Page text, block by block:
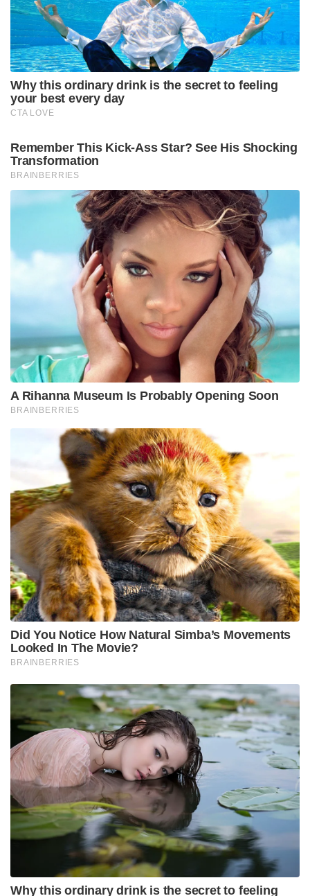
വെളിപ്പെടുന്നതും എല്ലാ വിഷയങ്ങളും
പരിശോധിക്കുന്നതുമാകണം അന്വേഷണം.
ഇത്തരമൊന്ന് ആവർത്തിക്കാത്ത വിധം ഈ
കുറ്റകൃത്യത്തിന്റെ എല്ലാ കണ്ണികളെയും
പുറത്തുകൊണ്ടുവരണം.
അന്വേഷണ ഏജൻസികൾക്ക് ആവശ്യമായ എല്ലാ
നൽകുമെന്നും മുഖ്യമന്ത്രി കത്തിൽ വ്യക്തമാക്കി.
കേന്ദ്ര ധനമന്ത്രി നിർമല സീതാരാമന് അയച്ച
കത്തിലും മുഖ്യമന്ത്രി ഇതേ കാര്യങ്ങൾ
വ്യക്തമാക്കിയിട്ടുണ്ട്.